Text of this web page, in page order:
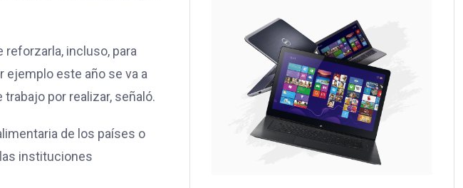
incluso, para
ejemplo este año se va a
trabajo por realizar, señaló.
de los países o
instituciones